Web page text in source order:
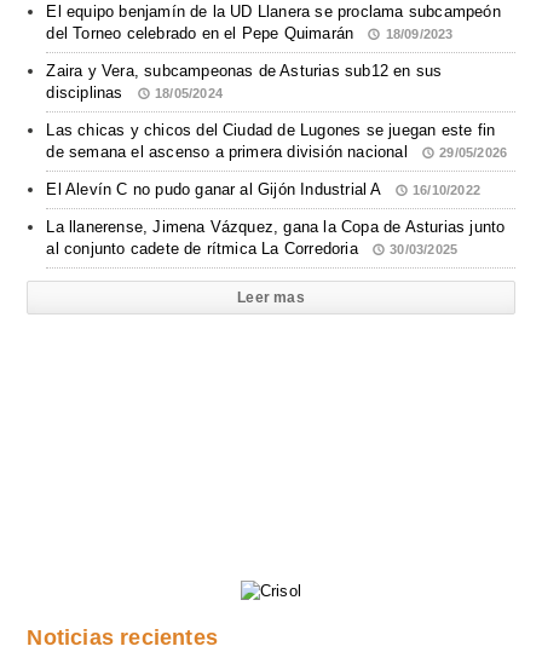
El equipo benjamín de la UD Llanera se proclama subcampeón
del Torneo celebrado en el Pepe Quimarán
18/09/2023
Zaira y Vera, subcampeonas de Asturias sub12 en sus
disciplinas
18/05/2024
Las chicas y chicos del Ciudad de Lugones se juegan este fin
de semana el ascenso a primera división nacional
29/05/2026
El Alevín C no pudo ganar al Gijón Industrial A 16/10/2022
La llanerense, Jimena Vázquez, gana la Copa de Asturias junto
al conjunto cadete de rítmica La Corredoria
30/03/2025
Leer mas
Noticias recientes